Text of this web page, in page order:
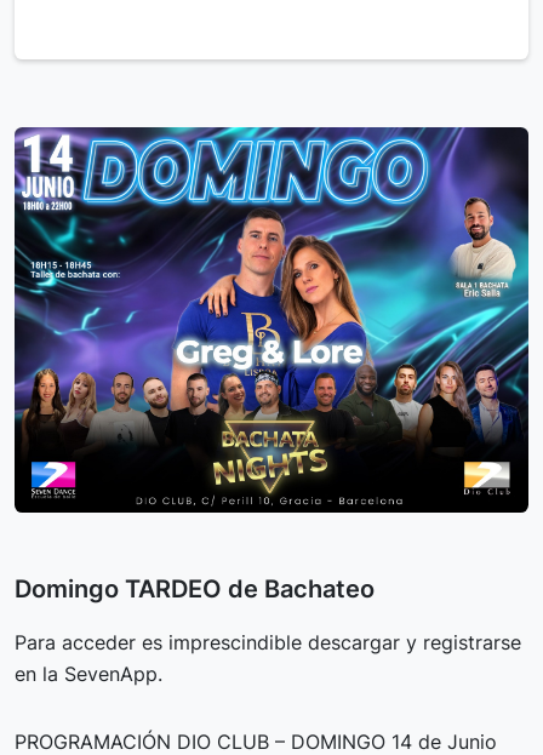
Domingo TARDEO de Bachateo
Para acceder es imprescindible descargar y registrarse
en la SevenApp.
PROGRAMACIÓN DIO CLUB – DOMINGO 14 de Junio